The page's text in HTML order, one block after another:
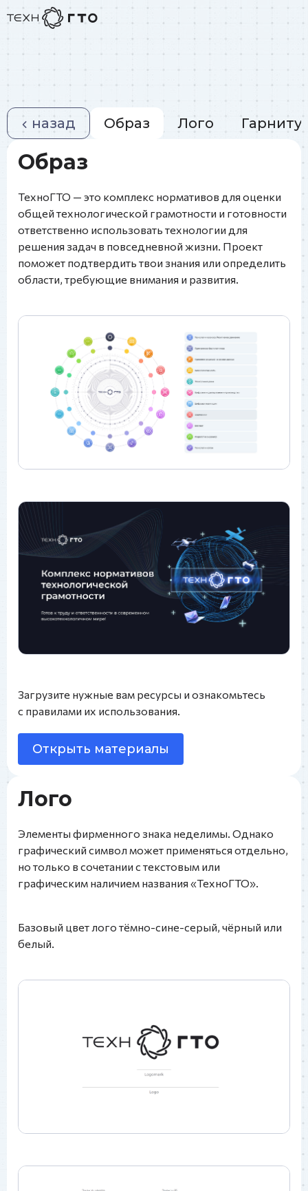
назад Образ Лого
Образ
ТехноГТО — это комплекс нормативов для оценки
общей технологической грамотности и готовности
ответственно использовать технологии для
решения задач в повседневной жизни. Проект
поможет подтвердить твои знания или определить
области, требующие внимания и развития.
Загрузите нужные вам ресурсы и ознакомьтесь
с правилами их использования.
Открыть материалы
Лого
Элементы фирменного знака неделимы. Однако
графический символ может применяться отдельно,
но только в сочетании с текстовым или
графическим наличием названия «ТехноГТО».
Базовый цвет лого тёмно-сине-серый, чёрный или
белый.